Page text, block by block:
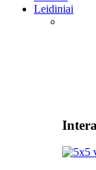
Leidiniai